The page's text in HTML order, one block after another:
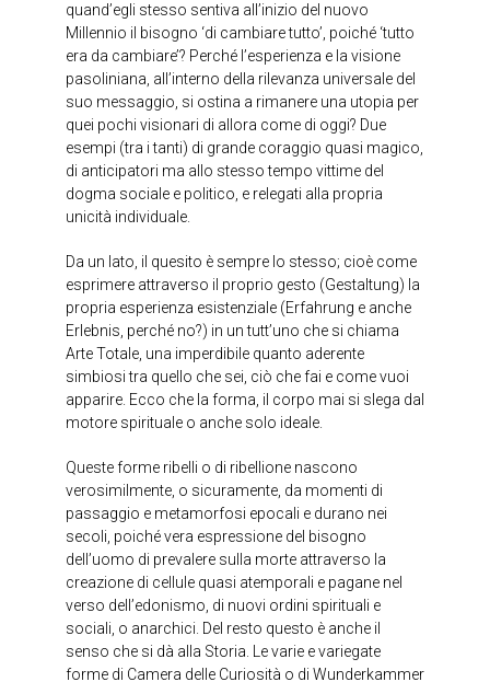
quand’egli stesso sentiva all’inizio del nuovo
Millennio il bisogno ‘di cambiare tutto’, poiché ‘tutto
era da cambiare’? Perché l’esperienza e la visione
pasoliniana, all’interno della rilevanza universale del
suo messaggio, si ostina a rimanere una utopia per
quei pochi visionari di allora come di oggi? Due
esempi (tra i tanti) di grande coraggio quasi magico,
di anticipatori ma allo stesso tempo vittime del
dogma sociale e politico, e relegati alla propria
unicità individuale.
Da un lato, il quesito è sempre lo stesso; cioè come
esprimere attraverso il proprio gesto (Gestaltung) la
propria esperienza esistenziale (Erfahrung e anche
Erlebnis, perché no?) in un tutt’uno che si chiama
Arte Totale, una imperdibile quanto aderente
simbiosi tra quello che sei, ciò che fai e come vuoi
apparire. Ecco che la forma, il corpo mai si slega dal
motore spirituale o anche solo ideale.
Queste forme ribelli o di ribellione nascono
verosimilmente, o sicuramente, da momenti di
passaggio e metamorfosi epocali e durano nei
secoli, poiché vera espressione del bisogno
dell’uomo di prevalere sulla morte attraverso la
creazione di cellule quasi atemporali e pagane nel
verso dell’edonismo, di nuovi ordini spirituali e
sociali, o anarchici. Del resto questo è anche il
senso che si dà alla Storia. Le varie e variegate
forme di Camera delle Curiosità o di Wunderkammer